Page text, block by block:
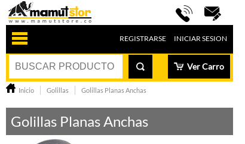
REGISTRARSE INICIAR SESION
Ver Carro
Inicio Golillas Golillas Planas Anchas
Golillas Planas Anchas